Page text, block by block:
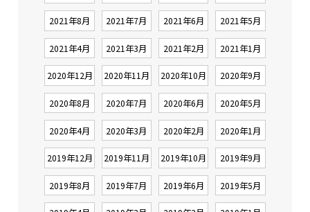
2021年8月 2021年7月 2021年6月 2021年5月
2021年4月 2021年3月 2021年2月 2021年1月
2020年12月 2020年11月 2020年10月 2020年9月
2020年8月 2020年7月 2020年6月 2020年5月
2020年4月 2020年3月 2020年2月 2020年1月
2019年12月 2019年11月 2019年10月 2019年9月
2019年8月 2019年7月 2019年6月 2019年5月